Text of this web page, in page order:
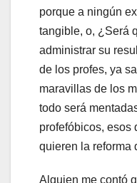
porque a ningún
tangible, o, ¿Será
administrar su
de los profes, ya
maravillas de los
todo será
profefóbicos, esos
quieren la reforma
Alguien me contó